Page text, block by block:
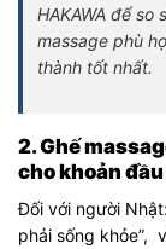
HAKAWA để
massage phù
thành tốt nhất.
2. Ghế
cho khoản
Đối với người
phải sống khỏe”,